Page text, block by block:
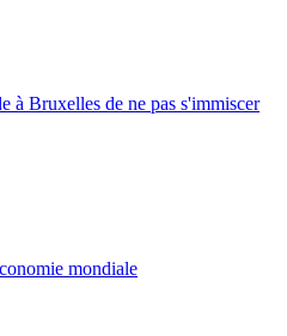
Bruxelles de ne pas s'immiscer
mondiale